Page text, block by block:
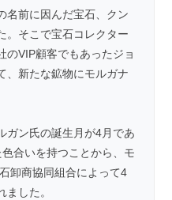
名前に因んだ宝石、クン
。そこで宝石コレクター
のVIP顧客でもあったジョ
、新たな鉱物にモルガナ
ガン氏の誕生月が4月であ
合いを持つことから、モ
卸商協同組合によって4
ました。